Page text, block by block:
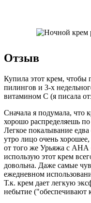
Отзыв
Купила этот крем, чтобы
пилингов и 3-х
витамином С (я писала
Сначала я подумала, что
хорошо распределяешь
Легкое покалывание
утро лицо очень
от того же Урьяжа с АНА
использую этот крем
довольна. Даже самые
ежедневном
Т.к. крем дает легкую
небытие ("обеспечивают